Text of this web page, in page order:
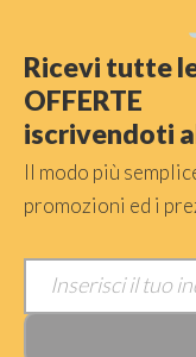
Ricevi tutte
OFFERTE
iscrivendoti
Il modo più
promozioni ed i